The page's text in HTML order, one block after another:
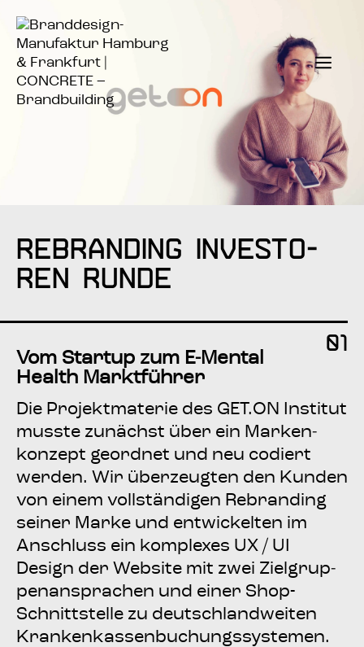
Inhalt
springen
REBRAN­DING INVES­TO­
REN RUNDE
01
Vom Start­up zum E‑Mental
Health Marktführer
Die Pro­jekt­ma­te­rie des GET.ON Insti­tut
muss­te zunächst über ein Mar­ken­
kon­zept geord­net und neu codiert
wer­den. Wir über­zeug­ten den Kun­den
von einem voll­stän­di­gen Rebran­ding
sei­ner Mar­ke und ent­wi­ckel­ten im
Anschluss ein kom­ple­xes UX / UI
Design der Web­site mit zwei Ziel­grup­
pen­an­spra­chen und einer Shop-
Schnitt­stel­le zu deutsch­land­wei­ten
Krankenkassenbuchungssystemen.